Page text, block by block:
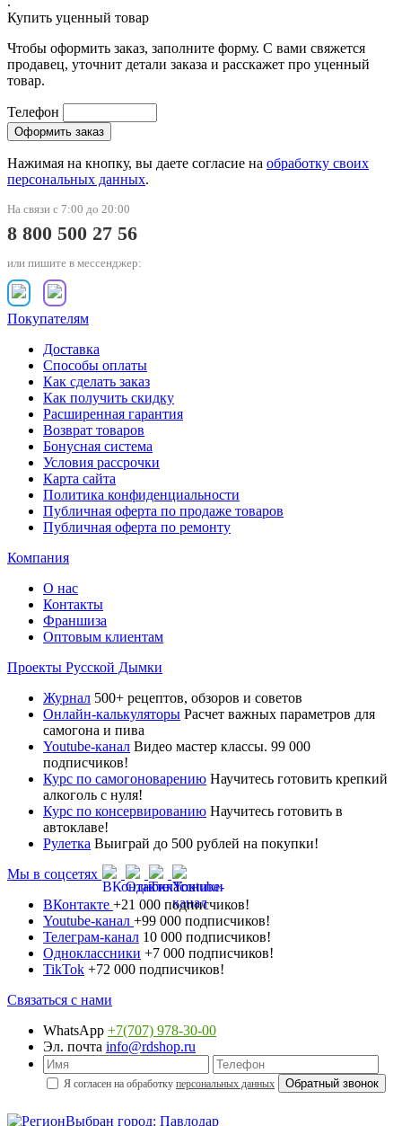
Купить уценный товар
Чтобы оформить заказ, заполните форму. С вами свяжется
продавец, уточнит детали заказа и расскажет про уценный
товар.
Телефон
Нажимая на кнопку, вы даете согласие на обработку своих
персональных данных.
На связи с 7:00 до 20:00
8 800 500 27 56
или пишите в мессенджер:
Покупателям
Доставка
Способы оплаты
Как сделать заказ
Как получить скидку
Расширенная гарантия
Возврат товаров
Бонусная система
Условия рассрочки
Карта сайта
Политика конфиденциальности
Публичная оферта по продаже товаров
Публичная оферта по ремонту
Компания
О нас
Контакты
Франшиза
Оптовым клиентам
Проекты Русской Дымки
Журнал 500+ рецептов, обзоров и советов
Онлайн-калькуляторы Расчет важных параметров для
самогона и пива
Youtube-канал Видео мастер классы. 99 000
подписчиков!
Курс по самогоноварению Научитесь готовить крепкий
алкоголь с нуля!
Курс по консервированию Научитесь готовить в
автоклаве!
Рулетка Выиграй до 500 рублей на покупки!
Мы в соцсетях
ВКонтакте +21 000 подписчиков!
Youtube-канал +99 000 подписчиков!
Телеграм-канал 10 000 подписчиков!
Одноклассники +7 000 подписчиков!
TikTok +72 000 подписчиков!
Связаться с нами
WhatsApp +7(707) 978-30-00
Эл. почта info@rdshop.ru
Я согласен на обработку персональных данных
Выбран город: Павлодар